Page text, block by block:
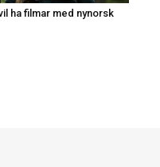
ha filmar med nynorsk